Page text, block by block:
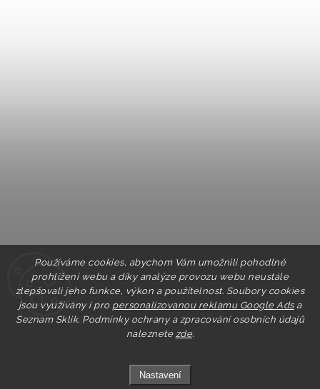
Používáme cookies, abychom Vám umožnili pohodlné
prohlížení webu a díky analýze provozu webu neustále
zlepšovali jeho funkce, výkon a použitelnost. Soubory cookies
jsou využívány i pro personalizovanou reklamu Google Adsa
Seznam Sklik. Podmínky ochrany a zpracování osobních údajů
naleznete zde.
Nastavení